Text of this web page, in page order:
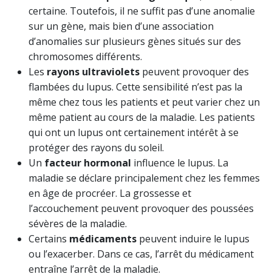
certaine. Toutefois, il ne suffit pas d’une anomalie
sur un gène, mais bien d’une association
d’anomalies sur plusieurs gènes situés sur des
chromosomes différents.
Les rayons ultraviolets peuvent provoquer des
flambées du lupus. Cette sensibilité n’est pas la
même chez tous les patients et peut varier chez un
même patient au cours de la maladie. Les patients
qui ont un lupus ont certainement intérêt à se
protéger des rayons du soleil.
Un facteur hormonal influence le lupus. La
maladie se déclare principalement chez les femmes
en âge de procréer. La grossesse et
l’accouchement peuvent provoquer des poussées
sévères de la maladie.
Certains médicaments peuvent induire le lupus
ou l’exacerber. Dans ce cas, l’arrêt du médicament
entraîne l’arrêt de la maladie.